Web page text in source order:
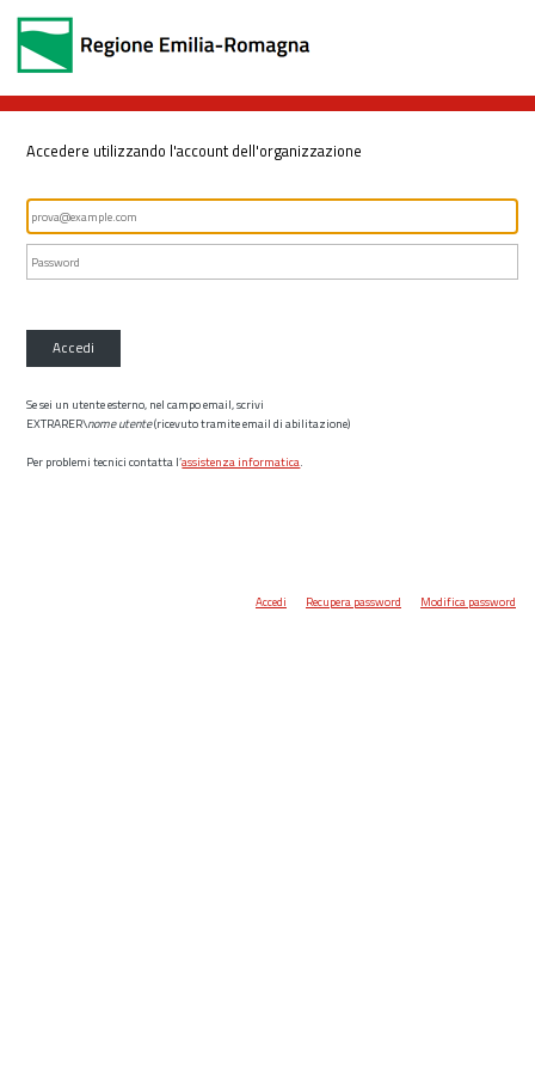
Accedere utilizzando l'account dell'organizzazione
Accedi
Se sei un utente esterno, nel campo email, scrivi
EXTRARER\nome utente(ricevuto tramite email di abilitazione)
Per problemi tecnici contatta l’assistenza informatica.
Accedi Recupera password Modifica password